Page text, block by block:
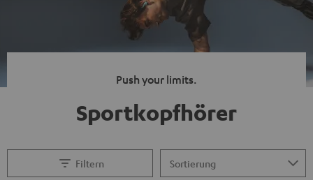
Push your limits.
Sportkopfhörer
Filtern